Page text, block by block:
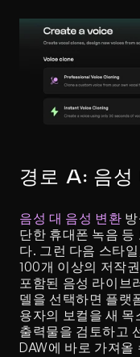
경로 A: 음성
음성 대 음성 변환
단한 휴대폰 녹음
다. 그런 다음 스타
100개 이상의 저작
포함된 음성 라이브
델을 선택하면 플랫
용자의 보컬을 새
출력물을 검토하고
DAW에 바로 가져올